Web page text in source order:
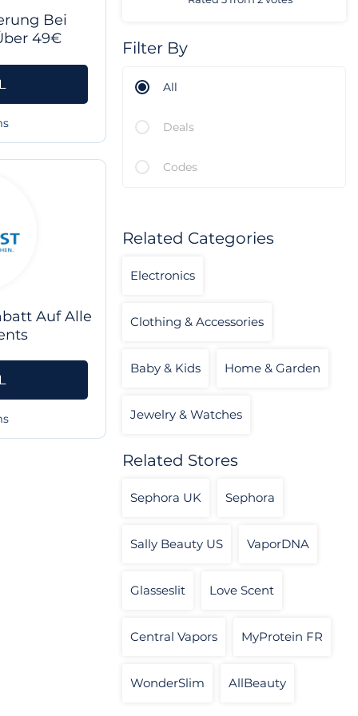
Bei
49€
Auf Alle
Filter By
All
Deals
Codes
Related Categories
Electronics
Clothing & Accessories
Baby & Kids Home & Garden
Jewelry & Watches
Related Stores
Sephora UK Sephora
Sally Beauty US VaporDNA
Glasseslit Love Scent
Central Vapors MyProtein FR
WonderSlim AllBeauty